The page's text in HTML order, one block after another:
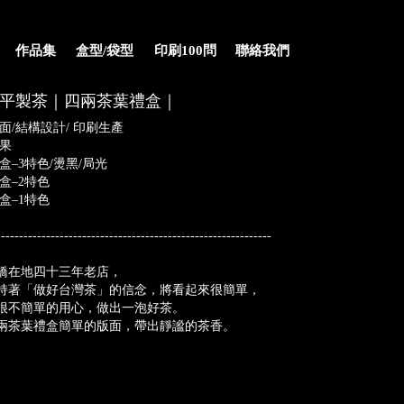
作品集 盒型/袋型 印刷100問 聯絡我們
製茶｜四兩茶葉禮盒｜
/結構設計/ 印刷生產
–3特色/燙黑/局光
–2特色
–1特色
在地四十三年老店，
著「做好台灣茶」的信念，將看起來很簡單，
不簡單的用心，做出一泡好茶。
茶葉禮盒簡單的版面，帶出靜謐的茶香。